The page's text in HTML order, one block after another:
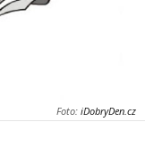
Foto: iDobryDen.cz